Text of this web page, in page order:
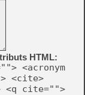
HTML:
<acronym
<cite>
<q cite="">